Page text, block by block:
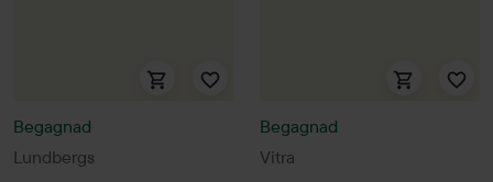
Lundbergs
Begagnad
Vitra
Begagnad